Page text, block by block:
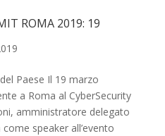
ROMA 2019: 19
Paese Il 19 marzo
a Roma al CyberSecurity
amministratore delegato
speaker all’evento